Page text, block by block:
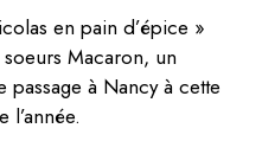
en pain d’épice »
Macaron, un
à Nancy à cette